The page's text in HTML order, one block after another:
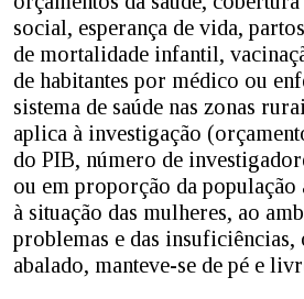
social, esperança de vida,
de mortalidade infantil,
de habitantes por médico ou
sistema de saúde nas zonas
aplica à investigação
do PIB, número de
ou em proporção da população
à situação das mulheres, ao
problemas e das insuficiências,
abalado, manteve-se de pé e